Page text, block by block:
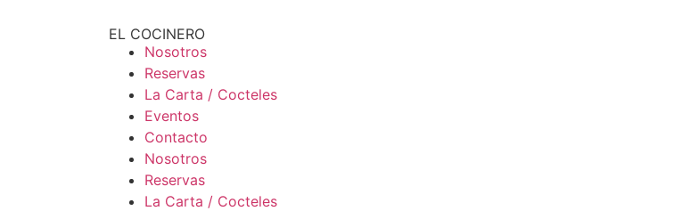
EL COCINERO
Nosotros
Reservas
La Carta / Cocteles
Eventos
Contacto
Nosotros
Reservas
La Carta / Cocteles